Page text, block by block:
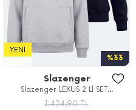
%33
YENI
Slazenger
Slazenger LEXUS 2 Lİ SET...
1.424,90 TL